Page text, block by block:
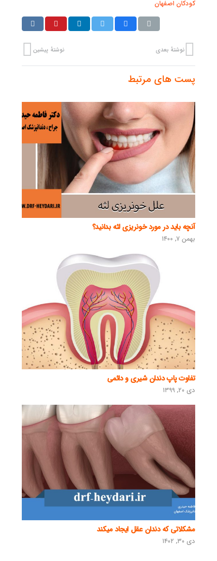
کودکان اصفهان
نوشتهٔ پیشین نوشتهٔ بعدی
پست های مرتبط
آنچه باید در مورد خونریزی لثه بدانید؟
بهمن ۷, ۱۴۰۰
تفاوت پاپ دندان شیری و دائمی
دی ۲۰, ۱۳۹۹
مشکلاتی که دندان عقل ایجاد میکند
دی ۳۰, ۱۴۰۲